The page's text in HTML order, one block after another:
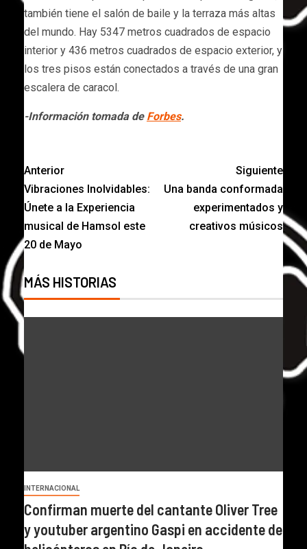
también tiene el salón de baile y la terraza más altas
del mundo. Hay 5347 metros cuadrados de espacio
interior y 436 metros cuadrados de espacio exterior, y
los tres pisos están conectados a través de una gran
escalera de caracol.
-Información tomada de Forbes.
Anterior
Vibraciones Inolvidables:
Únete a la Experiencia
musical de Hamsol este
20 de Mayo
Siguiente
Una banda conformada
experimentados y
creativos músicos
MÁS HISTORIAS
INTERNACIONAL
Confirman muerte del cantante Oliver Tree
y youtuber argentino Gaspi en accidente de